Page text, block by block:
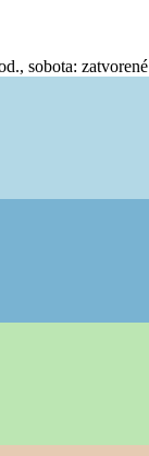
sobota: zatvorené